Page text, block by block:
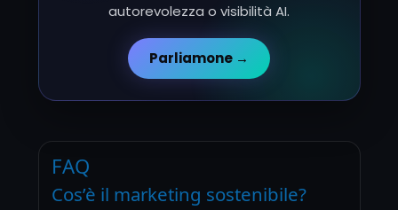
autorevolezza o visibilità AI.
Parliamone →
FAQ
Cos’è il marketing sostenibile?